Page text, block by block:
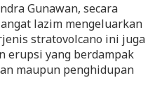
Gunawan, secara
lazim mengeluarkan
stratovolcano ini juga
erupsi yang berdampak
maupun penghidupan